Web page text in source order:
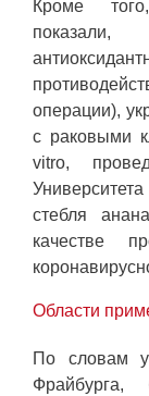
Кроме
операции),
с раковыми
vitro,
стебля
качестве
Области
По словам
Фрайбурга,